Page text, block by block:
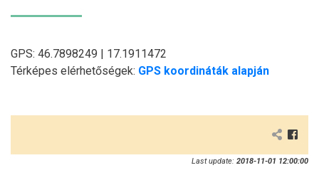
GPS: 46.7898249 | 17.1911472
Térképes elérhetőségek: GPS koordináták alapján
Last update: 2018-11-01 12:00:00